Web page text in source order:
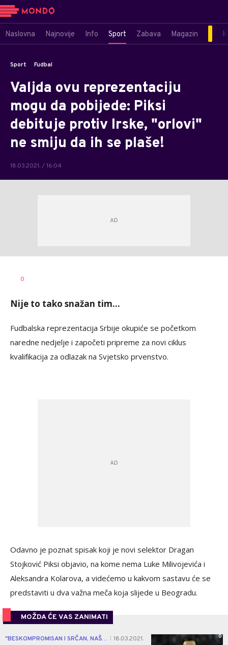
Naslovna Najnovije Info Sport Zabava Magazin
Sport Fudbal
Valjda ovu reprezentaciju
mogu da pobijede: Piksi
debituje protiv Irske, "orlovi"
ne smiju da ih se plaše!
18.03.2021. / 16:04
AUTOR
0
Nije to tako snažan tim...
Fudbalska reprezentacija Srbije okupiće se početkom
naredne nedjelje i započeti pripreme za novi ciklus
kvalifikacija za odlazak na Svjetsko prvenstvo.
Odavno je poznat spisak koji je novi selektor Dragan
Stojković Piksi objavio, na kome nema Luke Milivojevića i
Aleksandra Kolarova, a videćemo u kakvom sastavu će se
predstaviti u dva važna meča koja slijede u Beogradu.
MOŽDA ĆE VAS ZANIMATI
"BESKOMPROMISAN I SRČAN, NAŠ GIGANT" 18.03.2021. 0